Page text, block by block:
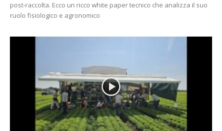
post-raccolta. Ecco un ricco white paper tecnico che analizza il suo
ruolo fisiologico e agronomico